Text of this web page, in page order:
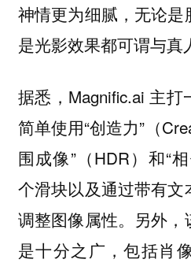
神情更为细腻，无论
是光影效果都可谓与真
据悉，Magnific.ai 主
简单使用“创造力”（
围成像”（HDR）和“
个滑块以及通过带有
调整图像属性。另外
是十分之广，包括肖